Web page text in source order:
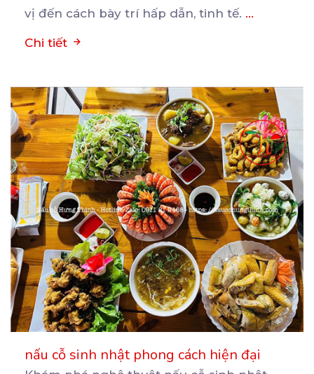
vị đến cách bày trí hấp dẫn, tinh tế. ...
Chi tiết
nấu cỗ sinh nhật phong cách hiện đại